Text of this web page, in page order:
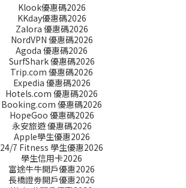
Klook優惠碼2026
KKday優惠碼2026
Zalora 優惠碼2026
NordVPN 優惠碼2026
Agoda 優惠碼2026
SurfShark 優惠碼2026
Trip.com 優惠碼2026
Expedia 優惠碼2026
Hotels.com 優惠碼2026
Booking.com 優惠碼2026
HopeGoo 優惠碼2026
永安旅遊 優惠碼2026
Apple學生優惠2026
24/7 Fitness 學生優惠2026
學生信用卡2026
富途牛牛開戶優惠2026
長橋證劵開戶優惠2026